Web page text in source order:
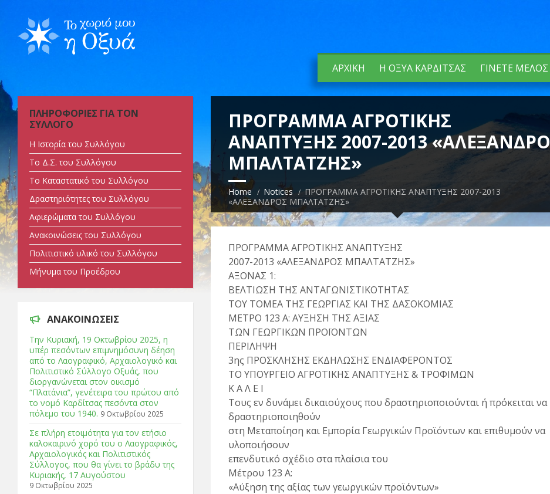
ΑΡΧΙΚΉ Η ΟΞΥΆ ΚΑΡΔΊΤΣΑΣ ΓΊΝΕΤΕ ΜΈΛΟΣ
ΠΡΟΓΡΑΜΜΑ ΑΓΡΟΤΙΚΗΣ
ΑΝΑΠΤΥΞΗΣ 2007-2013
ΜΠΑΛΤΑΤΖΗΣ»
Home Notices
ΠΡΟΓΡΑΜΜΑ ΑΓΡΟΤΙΚΗΣ ΑΝΑΠΤΥΞΗΣ 2007-2013
«ΑΛΕΞΑΝΔΡΟΣ ΜΠΑΛΤΑΤΖΗΣ»
ΠΡΟΓΡΑΜΜΑ ΑΓΡΟΤΙΚΗΣ ΑΝΑΠΤΥΞΗΣ
2007-2013 «ΑΛΕΞΑΝΔΡΟΣ ΜΠΑΛΤΑΤΖΗΣ»
ΑΞΟΝΑΣ 1:
ΒΕΛΤΙΩΣΗ ΤΗΣ ΑΝΤΑΓΩΝΙΣΤΙΚΟΤΗΤΑΣ
ΤΟΥ ΤΟΜΕΑ ΤΗΣ ΓΕΩΡΓΙΑΣ ΚΑΙ ΤΗΣ ΔΑΣΟΚΟΜΙΑΣ
ΜΕΤΡΟ 123 Α: ΑΥΞΗΣΗ ΤΗΣ ΑΞΙΑΣ
ΤΩΝ ΓΕΩΡΓΙΚΩΝ ΠΡΟΪΟΝΤΩΝ
ΠΕΡΙΛΗΨΗ
3ης ΠΡΟΣΚΛΗΣΗΣ ΕΚΔΗΛΩΣΗΣ ΕΝΔΙΑΦΕΡΟΝΤΟΣ
ΤΟ ΥΠΟΥΡΓΕΙΟ ΑΓΡΟΤΙΚΗΣ ΑΝΑΠΤΥΞΗΣ & ΤΡΟΦΙΜΩΝ
Κ Α Λ Ε Ι
Τους εν δυνάμει δικαιούχους που δραστηριοποιούνται ή πρόκειται να
δραστηριοποιηθούν
στη Μεταποίηση και Εμπορία Γεωργικών Προϊόντων και επιθυμούν να
υλοποιήσουν
επενδυτικό σχέδιο στα πλαίσια του
Μέτρου 123 Α:
«Αύξηση της αξίας των γεωργικών προϊόντων»
ΠΛΗΡΟΦΟΡΙΕΣ ΓΙΑ ΤΟΝ
ΣΥΛΛΟΓΟ
Η Ιστορία του Συλλόγου
Tο Δ.Σ. του Συλλόγου
Tο Καταστατικό του Συλλόγου
Δραστηριότητες του Συλλόγου
Αφιερώματα του Συλλόγου
Ανακοινώσεις του Συλλόγου
Πολιτιστικό υλικό του Συλλόγου
Μήνυμα του Προέδρου
ΑΝΑΚΟΙΝΩΣΕΙΣ
Tην Κυριακή, 19 Οκτωβρίου 2025, η
υπέρ πεσόντων επιμνημόσυνη δέηση
από το Λαογραφικό, Αρχαιολογικό και
Πολιτιστικό Σύλλογο Οξυάς, που
διοργανώνεται στον οικισμό
“Πλατάνια”, γενέτειρα του πρώτου από
το νομό Καρδίτσας πεσόντα στον
πόλεμο του 1940. 9 Οκτωβρίου 2025
Σε πλήρη ετοιμότητα για τον ετήσιο
καλοκαιρινό χορό του ο Λαογραφικός,
Αρχαιολογικός και Πολιτιστικός
Σύλλογος, που θα γίνει το βράδυ της
Κυριακής, 17 Αυγούστου
9 Οκτωβρίου 2025